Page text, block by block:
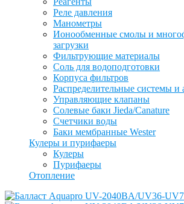
Реле давления
Манометры
Ионообменные смолы и
загрузки
Фильтрующие материалы
Соль для водоподготовки
Корпуса фильтров
Распределительные системы и
Управляющие клапаны
Солевые баки Jieda/Canature
Счетчики воды
Баки мембранные Wester
Кулеры и пурифаеры
Кулеры
Пурифаеры
Отопление